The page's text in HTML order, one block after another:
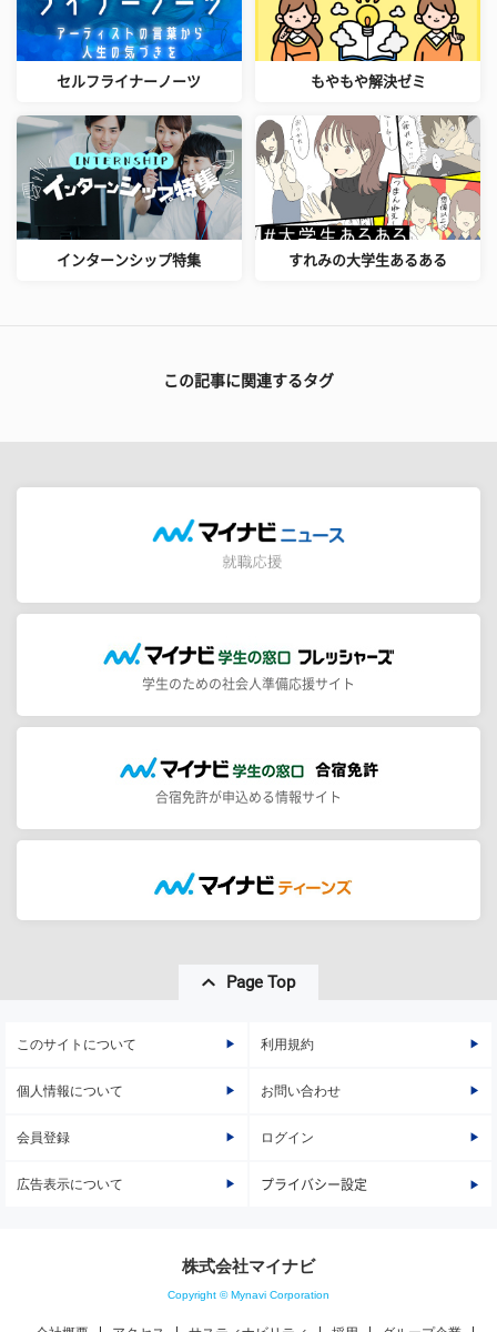
セルフライナーノーツ もやもや解決ゼミ
インターンシップ特集 すれみの大学生あるある
この記事に関連するタグ
学生のための社会人準備応援サイト
合宿免許が申込める情報サイト
Page Top
このサイトについて 利用規約
個人情報について お問い合わせ
会員登録 ログイン
広告表示について プライバシー設定
株式会社マイナビ
Copyright © Mynavi Corporation